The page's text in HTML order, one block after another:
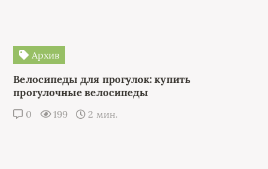
Архив
Велосипеды для прогулок: купить
прогулочные велосипеды
0 199 2 мин.